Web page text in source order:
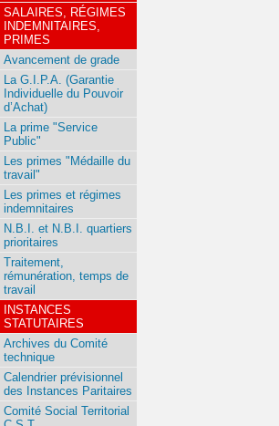
SALAIRES, RÉGIMES
INDEMNITAIRES,
PRIMES
Avancement de grade
La G.I.P.A. (Garantie
Individuelle du Pouvoir
d’Achat)
La prime "Service
Public"
Les primes "Médaille du
travail"
Les primes et régimes
indemnitaires
N.B.I. et N.B.I. quartiers
prioritaires
Traitement,
rémunération, temps de
travail
INSTANCES
STATUTAIRES
Archives du Comité
technique
Calendrier prévisionnel
des Instances Paritaires
Comité Social Territorial